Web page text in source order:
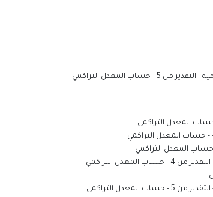
- التقدير من 5 - حساب المعدل التراكمي
المعدل التراكمي
- حساب المعدل التراكمي
حساب المعدل التراكمي
من 4
- حساب المعدل التراكمي
من 5
- حساب المعدل التراكمي